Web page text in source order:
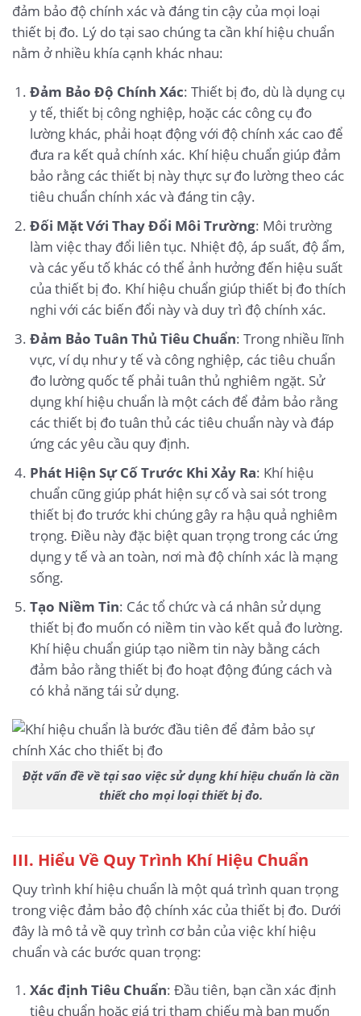
đảm bảo độ chính xác và đáng tin cậy của mọi loại
thiết bị đo. Lý do tại sao chúng ta cần khí hiệu chuẩn
nằm ở nhiều khía cạnh khác nhau:
Đảm Bảo Độ Chính Xác: Thiết bị đo, dù là dụng cụ
y tế, thiết bị công nghiệp, hoặc các công cụ đo
lường khác, phải hoạt động với độ chính xác cao để
đưa ra kết quả chính xác. Khí hiệu chuẩn giúp đảm
bảo rằng các thiết bị này thực sự đo lường theo các
tiêu chuẩn chính xác và đáng tin cậy.
Đối Mặt Với Thay Đổi Môi Trường: Môi trường
làm việc thay đổi liên tục. Nhiệt độ, áp suất, độ ẩm,
và các yếu tố khác có thể ảnh hưởng đến hiệu suất
của thiết bị đo. Khí hiệu chuẩn giúp thiết bị đo thích
nghi với các biến đổi này và duy trì độ chính xác.
Đảm Bảo Tuân Thủ Tiêu Chuẩn: Trong nhiều lĩnh
vực, ví dụ như y tế và công nghiệp, các tiêu chuẩn
đo lường quốc tế phải tuân thủ nghiêm ngặt. Sử
dụng khí hiệu chuẩn là một cách để đảm bảo rằng
các thiết bị đo tuân thủ các tiêu chuẩn này và đáp
ứng các yêu cầu quy định.
Phát Hiện Sự Cố Trước Khi Xảy Ra: Khí hiệu
chuẩn cũng giúp phát hiện sự cố và sai sót trong
thiết bị đo trước khi chúng gây ra hậu quả nghiêm
trọng. Điều này đặc biệt quan trọng trong các ứng
dụng y tế và an toàn, nơi mà độ chính xác là mạng
sống.
Tạo Niềm Tin: Các tổ chức và cá nhân sử dụng
thiết bị đo muốn có niềm tin vào kết quả đo lường.
Khí hiệu chuẩn giúp tạo niềm tin này bằng cách
đảm bảo rằng thiết bị đo hoạt động đúng cách và
có khả năng tái sử dụng.
Đặt vấn đề về tại sao việc sử dụng khí hiệu chuẩn là cần
thiết cho mọi loại thiết bị đo.
III. Hiểu Về Quy Trình Khí Hiệu Chuẩn
Quy trình khí hiệu chuẩn là một quá trình quan trọng
trong việc đảm bảo độ chính xác của thiết bị đo. Dưới
đây là mô tả về quy trình cơ bản của việc khí hiệu
chuẩn và các bước quan trọng:
Xác định Tiêu Chuẩn: Đầu tiên, bạn cần xác định
tiêu chuẩn hoặc giá trị tham chiếu mà bạn muốn